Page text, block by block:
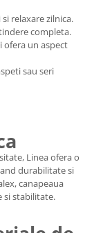
relaxare zilnica.
completa.
ofera un aspect
sau seri
Linea ofera o
durabilitate si
canapeaua
si stabilitate.